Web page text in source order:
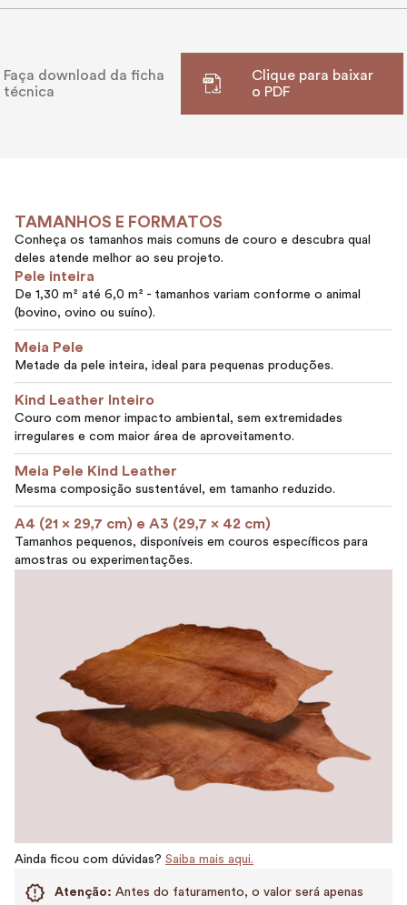
Faça download da ficha
técnica
Clique para baixar
o PDF
TAMANHOS E FORMATOS
Conheça os tamanhos mais comuns de couro e descubra qual
deles atende melhor ao seu projeto.
Pele inteira
De 1,30 m² até 6,0 m² - tamanhos variam conforme o animal
(bovino, ovino ou suíno).
Meia Pele
Metade da pele inteira, ideal para pequenas produções.
Kind Leather Inteiro
Couro com menor impacto ambiental, sem extremidades
irregulares e com maior área de aproveitamento.
Meia Pele Kind Leather
Mesma composição sustentável, em tamanho reduzido.
A4 (21 x 29,7 cm) e A3 (29,7 x 42 cm)
Tamanhos pequenos, disponíveis em couros específicos para
amostras ou experimentações.
Ainda ficou com dúvidas? Saiba mais aqui.
Atenção: Antes do faturamento, o valor será apenas